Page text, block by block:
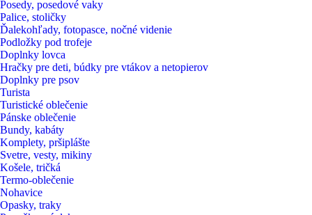
Posedy, posedové vaky
Palice, stoličky
Ďalekohľady, fotopasce, nočné videnie
Podložky pod trofeje
Doplnky lovca
Hračky pre deti, búdky pre vtákov a netopierov
Doplnky pre psov
Turista
Turistické oblečenie
Pánske oblečenie
Bundy, kabáty
Komplety, pršiplášte
Svetre, vesty, mikiny
Košele, tričká
Termo-oblečenie
Nohavice
Opasky, traky